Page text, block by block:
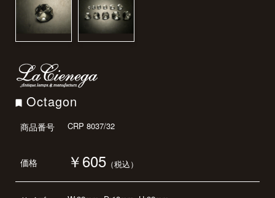
Octagon
商品番号 CRP 8037/32
価格 ￥605 （税込）